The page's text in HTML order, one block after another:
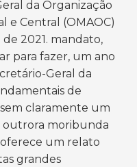
da Organização
e Central (OMAOC)
2021. mandato,
para fazer, um ano
Geral da
de
claramente um
outrora moribunda
um relato
grandes